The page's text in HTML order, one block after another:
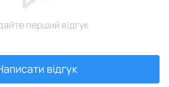
перший відгук
відгук